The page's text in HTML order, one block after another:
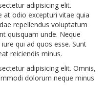
adipisicing elit.
odio excepturi vitae quia
repellendus voluptatum
quisquam unde. Neque
qui ad quos esse. Sunt
reiciendis minus.
adipisicing elit. Omnis,
dolorum neque minus